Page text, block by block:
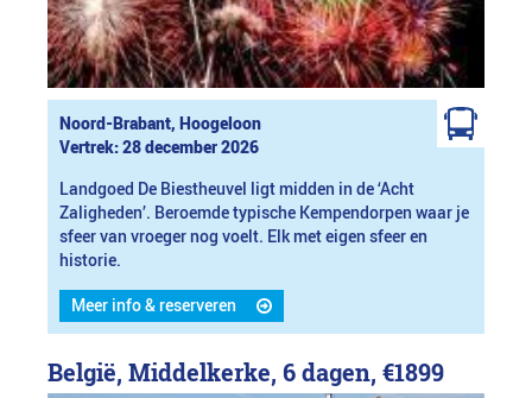
Noord-Brabant, Hoogeloon
Vertrek: 28 december 2026
Landgoed De Biestheuvel ligt midden in de ‘Acht
Zaligheden’. Beroemde typische Kempendorpen waar je
sfeer van vroeger nog voelt. Elk met eigen sfeer en
historie.
Meer info & reserveren
België, Middelkerke, 6 dagen, €1899